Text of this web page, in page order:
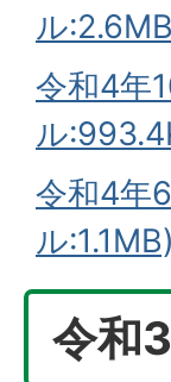
ル
令和4年
ル
令和4年
ル:1.1MB)
令和